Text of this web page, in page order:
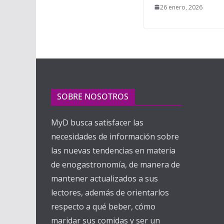
26 enero, 2026
SOBRE NOSOTROS
MyD busca satisfacer las
necesidades de información sobre
las nuevas tendencias en materia
de enogastronomía, de manera de
mantener actualizados a sus
lectores, además de orientarlos
respecto a qué beber, cómo
maridar sus comidas y ser un